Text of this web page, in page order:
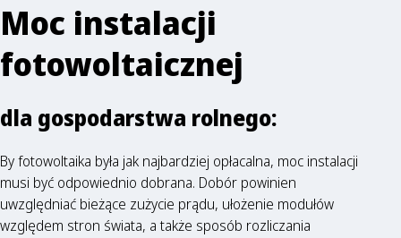
Moc instalacji
fotowoltaicznej
dla gospodarstwa rolnego:
By fotowoltaika była jak najbardziej opłacalna, moc instalacji
musi być odpowiednio dobrana. Dobór powinien
uwzględniać bieżące zużycie prądu, ułożenie modułów
względem stron świata, a także sposób rozliczania